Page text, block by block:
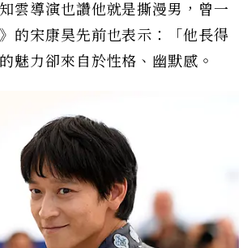
雲導演也讚他就是撕漫男，曾一
的宋康昊先前也表示：「他長得
魅力卻來自於性格、幽默感。